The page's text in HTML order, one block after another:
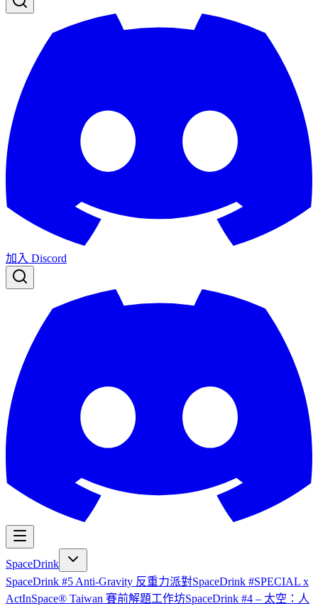
加入 Discord
SpaceDrink
SpaceDrink #5 Anti-Gravity 反重力派對SpaceDrink #SPECIAL x
ActInSpace® Taiwan 賽前解題工作坊SpaceDrink #4 – 太空：人